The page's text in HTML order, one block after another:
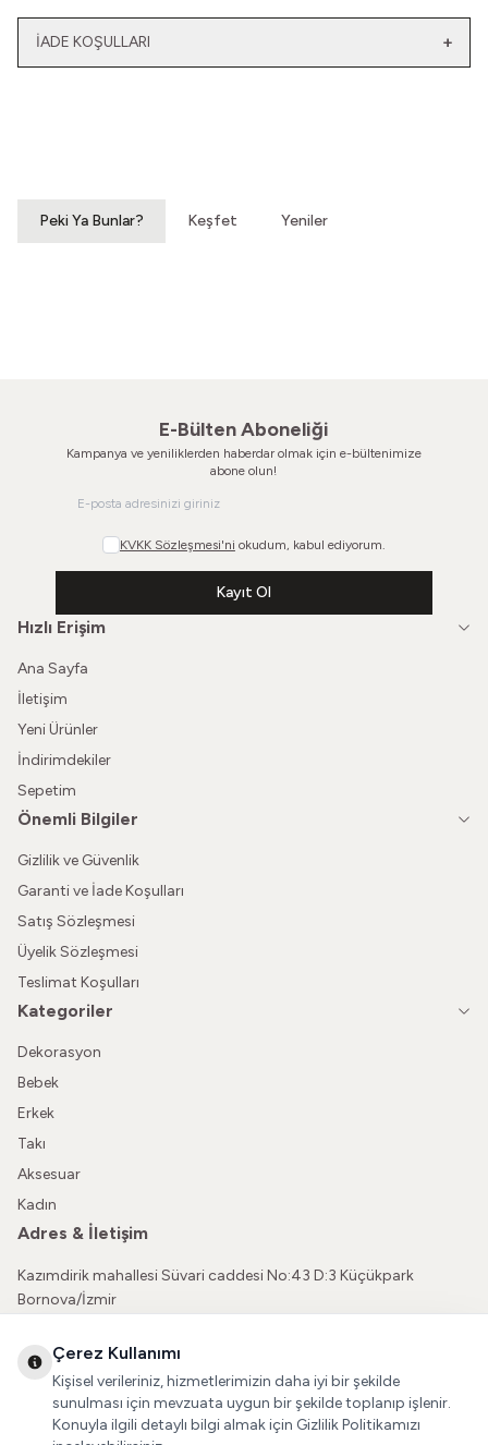
İADE KOŞULLARI
Peki Ya Bunlar? Keşfet Yeniler
E-Bülten Aboneliği
Kampanya ve yeniliklerden haberdar olmak için e-bültenimize
abone olun!
KVKK Sözleşmesi'ni okudum, kabul ediyorum.
Kayıt Ol
Hızlı Erişim
Ana Sayfa
İletişim
Yeni Ürünler
İndirimdekiler
Sepetim
Önemli Bilgiler
Gizlilik ve Güvenlik
Garanti ve İade Koşulları
Satış Sözleşmesi
Üyelik Sözleşmesi
Teslimat Koşulları
Kategoriler
Dekorasyon
Bebek
Erkek
Takı
Aksesuar
Kadın
Adres & İletişim
Kazımdirik mahallesi Süvari caddesi No:43 D:3 Küçükpark
Bornova/İzmir
vatkaliguve@gmail.com
Sosyal Medya
Çerez Kullanımı
Kişisel verileriniz, hizmetlerimizin daha iyi bir şekilde
sunulması için mevzuata uygun bir şekilde toplanıp işlenir.
Konuyla ilgili detaylı bilgi almak için Gizlilik Politikamızı